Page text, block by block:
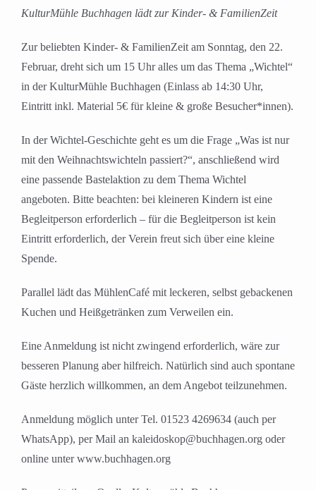
KulturMühle Buchhagen lädt zur Kinder- & FamilienZeit
Zur beliebten Kinder- & FamilienZeit am Sonntag, den 22.
Februar, dreht sich um 15 Uhr alles um das Thema „Wichtel“
in der KulturMühle Buchhagen (Einlass ab 14:30 Uhr,
Eintritt inkl. Material 5€ für kleine & große Besucher*innen).
In der Wichtel-Geschichte geht es um die Frage „Was ist nur
mit den Weihnachtswichteln passiert?“, anschließend wird
eine passende Bastelaktion zu dem Thema Wichtel
angeboten. Bitte beachten: bei kleineren Kindern ist eine
Begleitperson erforderlich – für die Begleitperson ist kein
Eintritt erforderlich, der Verein freut sich über eine kleine
Spende.
Parallel lädt das MühlenCafé mit leckeren, selbst gebackenen
Kuchen und Heißgetränken zum Verweilen ein.
Eine Anmeldung ist nicht zwingend erforderlich, wäre zur
besseren Planung aber hilfreich. Natürlich sind auch spontane
Gäste herzlich willkommen, an dem Angebot teilzunehmen.
Anmeldung möglich unter Tel. 01523 4269634 (auch per
WhatsApp), per Mail an kaleidoskop@buchhagen.org oder
online unter www.buchhagen.org